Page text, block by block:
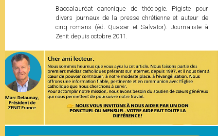
Baccalauréat canonique de théologie. Pigiste pour
divers journaux de la presse chrétienne et auteur de
cinq romans (éd. Quasar et Salvator). Journaliste à
Zenit depuis octobre 2011.